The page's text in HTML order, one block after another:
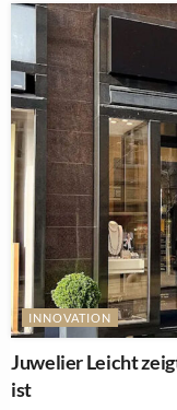
INNOVATION
Juwelier Leicht
ist